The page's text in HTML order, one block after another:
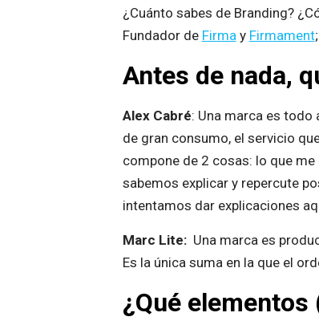
¿Cuánto sabes de Branding?
Fundador de Firma y Firmament
Antes de nada,
Alex Cabré: Una marca es todo
de gran consumo, el servicio
compone de 2 cosas: lo que
sabemos explicar y repercute
intentamos dar explicaciones
Marc Lite: Una marca es
Es la única suma en la que el
¿Qué